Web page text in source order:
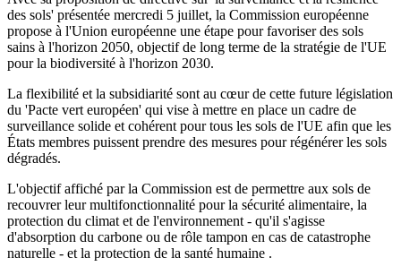
des sols' présentée mercredi 5 juillet, la Commission européenne
propose à l'Union européenne une étape pour favoriser des sols
sains à l'horizon 2050, objectif de long terme de la stratégie de l'UE
pour la biodiversité à l'horizon 2030.
La flexibilité et la subsidiarité sont au cœur de cette future législation
du 'Pacte vert européen' qui vise à mettre en place un cadre de
surveillance solide et cohérent pour tous les sols de l'UE afin que les
États membres puissent prendre des mesures pour régénérer les sols
dégradés.
L'objectif affiché par la Commission est de permettre aux sols de
recouvrer leur multifonctionnalité pour la sécurité alimentaire, la
protection du climat et de l'environnement - qu'il s'agisse
d'absorption du carbone ou de rôle tampon en cas de catastrophe
naturelle - et la protection de la santé humaine .